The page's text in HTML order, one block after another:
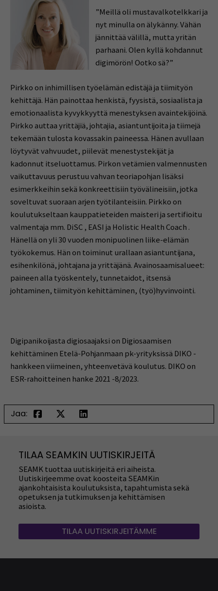
”Meillä oli mustavalkotelkkari ja
nyt minulla on älykänny. Vähän
jännittää välillä, mutta yritän
parhaani. Olen kyllä kohdannut
digimörön! Ootko sä?”
Pirkko on inhimillisen työelämän edistäjä ja tiimityön
kehittäjä. Hän painottaa henkistä, fyysistä, sosiaalista ja
emotionaalista kyvykkyyttä menestyksen avaintekijöinä.
Pirkko auttaa yrittäjiä, johtajia, asiantuntijoita ja tiimejä
tekemään tulosta kovassakin paineessa. Hänen avullaan
löytyvät vahvuudet, piilevät menestystekijät ja
kadonnut itseluottamus. Pirkon vetämien valmennusten
vaikuttavuus perustuu vahvan teoriapohjan lisäksi
esimerkkeihin sekä konkreettisiin työvälineisiin, jotka
soveltuvat suoraan arjen työtilanteisiin. Pirkko on
koulutukseltaan kauppatieteiden maisteri ja sertifioitu
valmentaja mm. DiSC , EASI ja Holistic Health Coach .
Hänellä on yli 30 vuoden monipuolinen liike-elämän
työkokemus. Hän on toiminut urallaan asiantuntijana,
esihenkilönä, johtajana ja yrittäjänä. Avainosaamisalueet:
paineen alla työskentely, tunnetaidot, itsensä
johtaminen, tiimityön kehittäminen, (työ)hyvinvointi.
Digipanikoijasta digiosaajaksi on Digiosaamisen
kehittäminen Etelä-Pohjanmaan pk-yrityksissä DIKO -
hankkeen viimeinen, yhteenvetävä koulutus. DIKO on
ESR-rahoitteinen hanke 2021 -8/2023.
Jaa:
TILAA SEAMKIN UUTISKIRJEITÄ
SEAMK tuottaa uutiskirjeitä eri aiheista.
Uutiskirjeemme ovat koosteita SEAMKin
ajankohtaisista koulutuksista, tapahtumista sekä
opetuksen ja tutkimuksen ja kehittämisen
asioista.
TILAA UUTISKIRJEITÄMME